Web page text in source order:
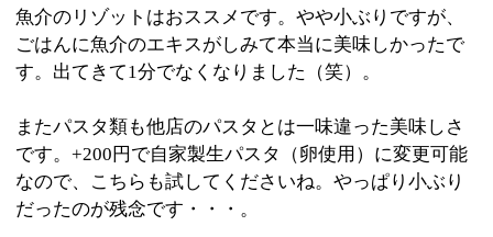
ジャンル : ●パスタ・ピザ
TEL 03-5600-8986